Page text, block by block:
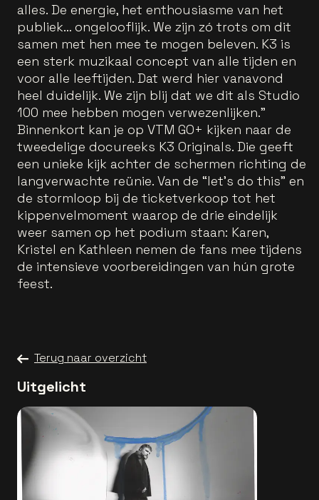
alles. De energie, het enthousiasme van het
publiek… ongelooflijk. We zijn zó trots om dit
samen met hen mee te mogen beleven. K3 is
een sterk muzikaal concept van alle tijden en
voor alle leeftijden. Dat werd hier vanavond
heel duidelijk. We zijn blij dat we dit als Studio
100 mee hebben mogen verwezenlijken."
Binnenkort kan je op VTM GO+ kijken naar de
tweedelige docureeks K3 Originals. Die geeft
een unieke kijk achter de schermen richting de
langverwachte reünie. Van de “let’s do this” en
de stormloop bij de ticketverkoop tot het
kippenvelmoment waarop de drie eindelijk
weer samen op het podium staan: Karen,
Kristel en Kathleen nemen de fans mee tijdens
de intensieve voorbereidingen van hún grote
feest.
Terug naar overzicht
Uitgelicht